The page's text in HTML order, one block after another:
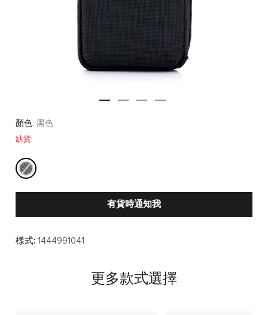
顏色: 黑色
缺貨
有貨時通知我
樣式: 1444991041
更多款式選擇